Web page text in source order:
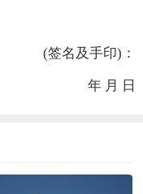
(签名及手印)：
年 月 日